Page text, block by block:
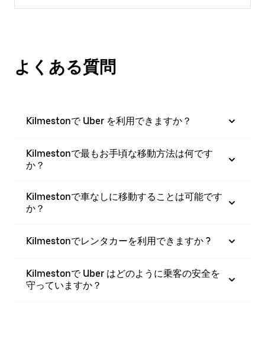
よくある質問
Kilmestonで Uber を利用できますか？
Kilmestonで最もお手頃な移動方法は何です
か？
Kilmestonで車なしに移動することは可能です
か？
Kilmestonでレンタカーを利用できますか ?
Kilmestonで Uber はどのように乗客の安全を
守っていますか？